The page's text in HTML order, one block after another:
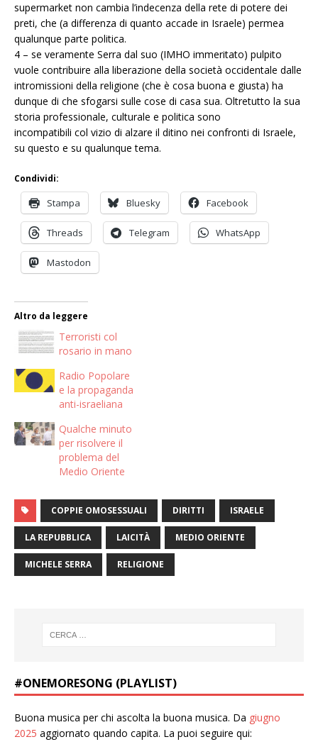
supermarket non cambia l’indecenza della rete di potere dei
preti, che (a differenza di quanto accade in Israele) permea
qualunque parte politica.
4 – se veramente Serra dal suo (IMHO immeritato) pulpito
vuole contribuire alla liberazione della società occidentale dalle
intromissioni della religione (che è cosa buona e giusta) ha
dunque di che sfogarsi sulle cose di casa sua. Oltretutto la sua
storia professionale, culturale e politica sono
incompatibili col vizio di alzare il ditino nei confronti di Israele,
su questo e su qualunque tema.
Condividi:
Stampa Bluesky Facebook
Threads Telegram WhatsApp
Mastodon
Altro da leggere
Terroristi col
rosario in mano
Radio Popolare
e la propaganda
anti-israeliana
Qualche minuto
per risolvere il
problema del
Medio Oriente
COPPIE OMOSESSUALI DIRITTI ISRAELE
LA REPUBBLICA LAICITÀ MEDIO ORIENTE
MICHELE SERRA RELIGIONE
#ONEMORESONG (PLAYLIST)
Buona musica per chi ascolta la buona musica. Da giugno
2025 aggiornato quando capita. La puoi seguire qui: